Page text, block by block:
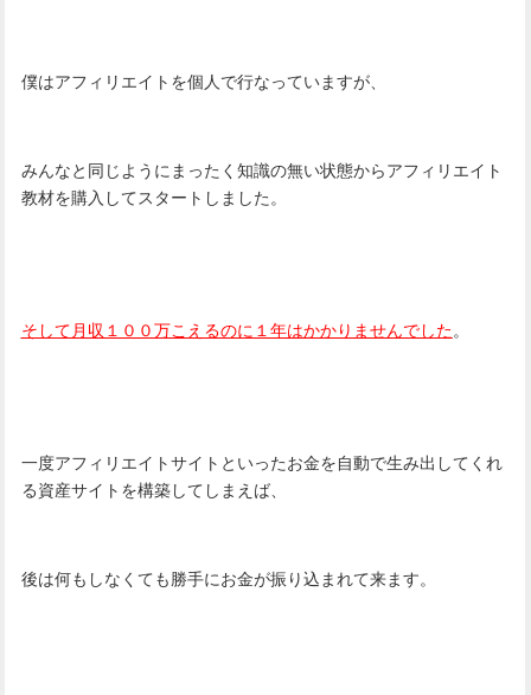
僕はアフィリエイトを個人で行なっていますが、
みんなと同じようにまったく知識の無い状態からアフィリエイト
教材を購入してスタートしました。
そして月収１００万こえるのに１年はかかりませんでした。
一度アフィリエイトサイトといったお金を自動で生み出してくれ
る資産サイトを構築してしまえば、
後は何もしなくても勝手にお金が振り込まれて来ます。